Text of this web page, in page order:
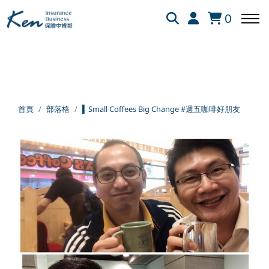
0
失能險
醫療險
旅平險
學習心得
跨界思考
靈性成長
退休規劃
理財心法
勞保勞退
保險白話文 保險資訊懶人包 網友提問
首頁 部落格 ▍Small Coffees Big Change #週五咖啡好朋友